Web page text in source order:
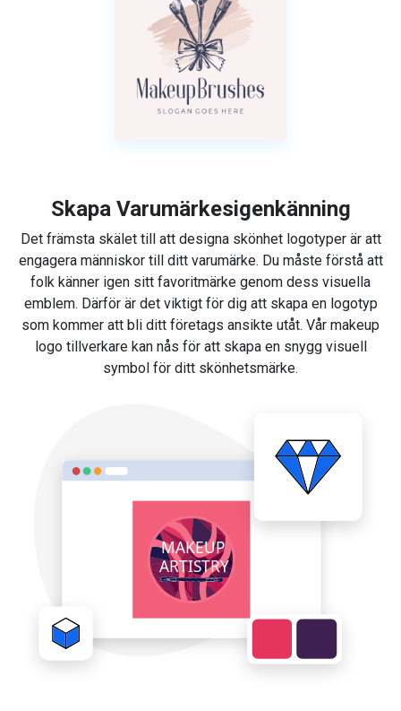
Skapa Varumärkesigenkänning
Det främsta skälet till att designa skönhet logotyper är att
engagera människor till ditt varumärke. Du måste förstå att
folk känner igen sitt favoritmärke genom dess visuella
emblem. Därför är det viktigt för dig att skapa en logotyp
som kommer att bli ditt företags ansikte utåt. Vår makeup
logo tillverkare kan nås för att skapa en snygg visuell
symbol för ditt skönhetsmärke.